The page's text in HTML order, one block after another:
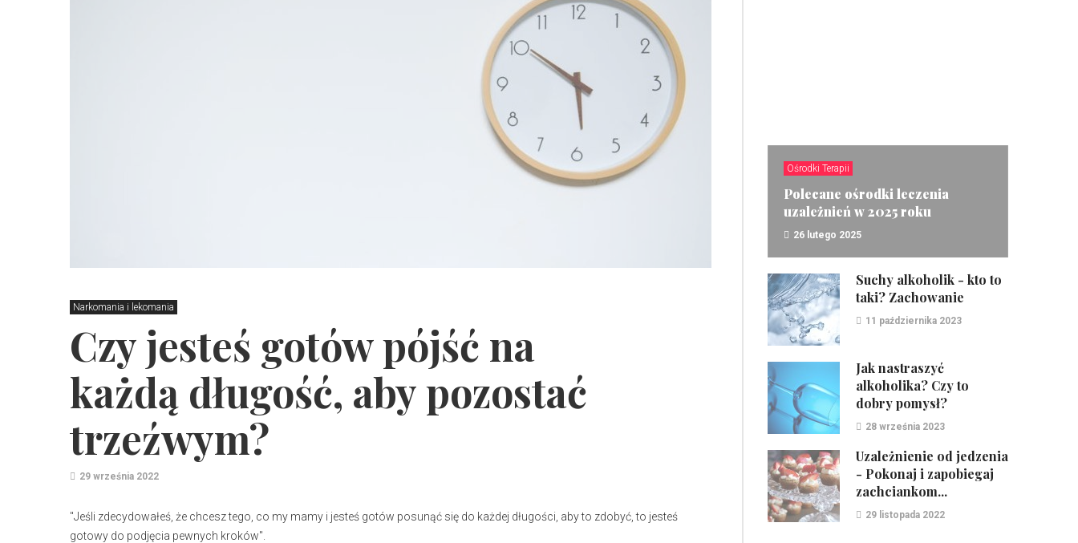
Narkomania i lekomania
Czy jesteś gotów pójść na
każdą długość, aby pozostać
trzeźwym?
29 września 2022
"Jeśli zdecydowałeś, że chcesz tego, co my mamy i jesteś gotów posunąć się do każdej długości, aby to zdobyć, to jesteś
gotowy do podjęcia pewnych kroków".
Ośrodki Terapii
Polecane ośrodki leczenia
uzależnień w 2025 roku
26 lutego 2025
Suchy alkoholik - kto to
taki? Zachowanie
11 października 2023
Jak nastraszyć
alkoholika? Czy to
dobry pomysł?
28 września 2023
Uzależnienie od jedzenia
- Pokonaj i zapobiegaj
zachciankom...
29 listopada 2022